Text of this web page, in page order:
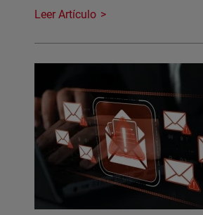
Leer Artículo